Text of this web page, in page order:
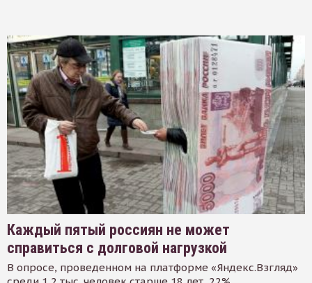
Каждый пятый россиян не может
справиться с долговой нагрузкой
В опросе, проведенном на платформе «Яндекс.Взгляд»